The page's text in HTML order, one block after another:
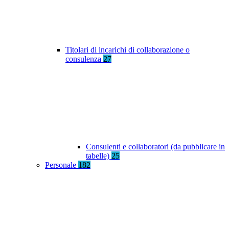
Titolari di incarichi di collaborazione o
consulenza 27
Consulenti e collaboratori (da pubblicare in
tabelle) 25
Personale 182